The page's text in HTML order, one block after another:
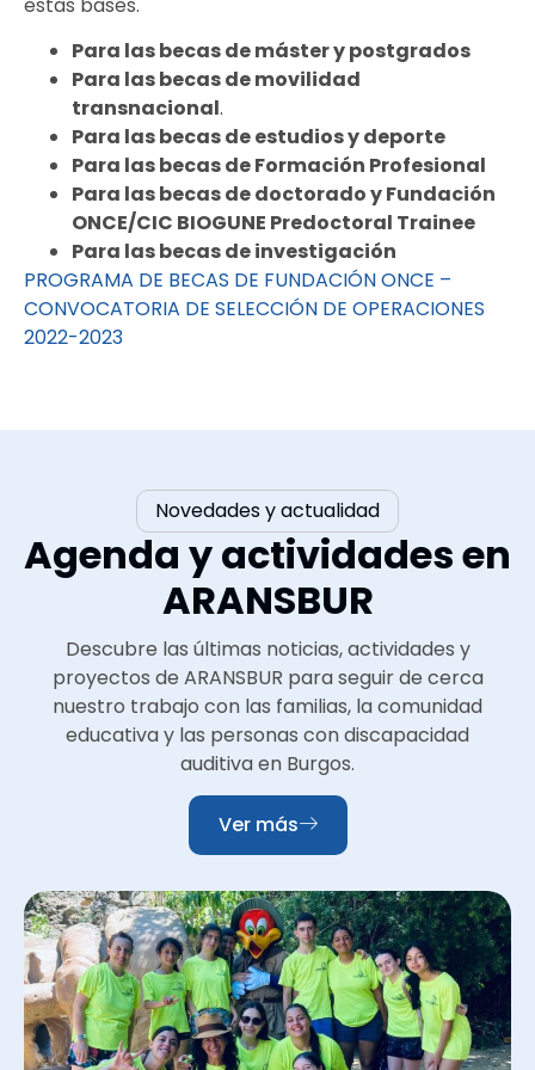
Para las becas de máster y postgrados
Para las becas de movilidad
transnacional.
Para las becas de estudios y deporte
Para las becas de Formación Profesional
Para las becas de doctorado y Fundación
ONCE/CIC BIOGUNE Predoctoral Trainee
Para las becas de investigación
PROGRAMA DE BECAS DE FUNDACIÓN ONCE –
CONVOCATORIA DE SELECCIÓN DE OPERACIONES
2022-2023
Novedades y actualidad
Agenda y actividades en
ARANSBUR
Descubre las últimas noticias, actividades y
proyectos de ARANSBUR para seguir de cerca
nuestro trabajo con las familias, la comunidad
educativa y las personas con discapacidad
auditiva en Burgos.
Ver más